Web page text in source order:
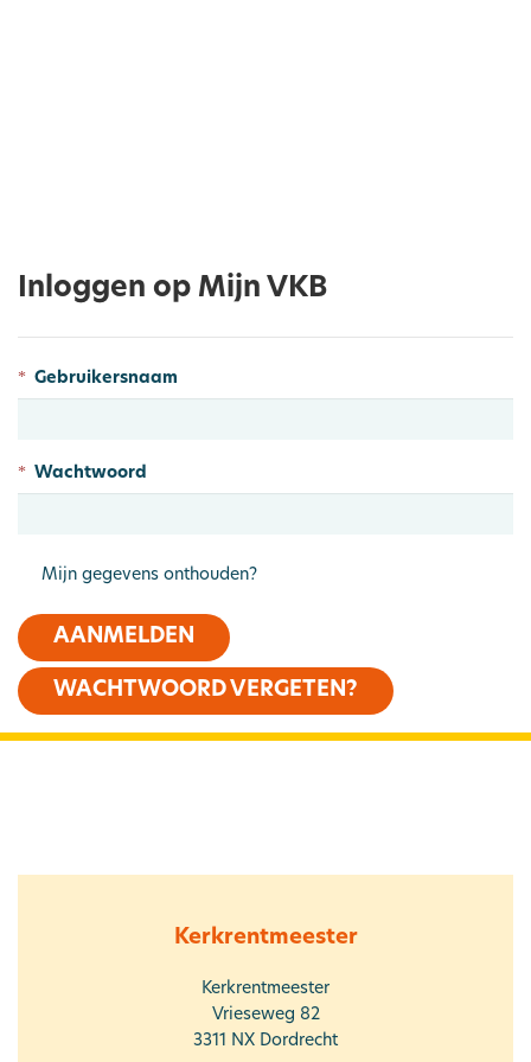
Inloggen op Mijn VKB
Gebruikersnaam
Wachtwoord
Mijn gegevens onthouden?
AANMELDEN
WACHTWOORD VERGETEN?
Kerkrentmeester
Kerkrentmeester
Vrieseweg 82
3311 NX Dordrecht